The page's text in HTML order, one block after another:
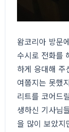
왐코리아 방문
수시로 전화를
하게 응대해 주
여쭙지는 못했
리트를 코어드
생하신 기사님
을 많이 보았지